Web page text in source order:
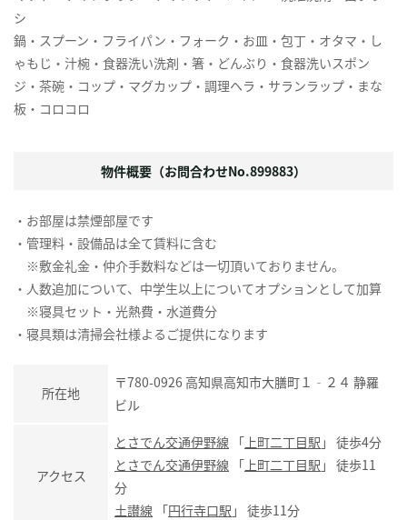
シ
鍋・スプーン・フライパン・フォーク・お皿・包丁・オタマ・し
ゃもじ・汁椀・食器洗い洗剤・箸・どんぶり・食器洗いスポン
ジ・茶碗・コップ・マグカップ・調理ヘラ・サランラップ・まな
板・コロコロ
物件概要（お問合わせNo.899883）
・お部屋は禁煙部屋です
・管理料・設備品は全て賃料に含む
※敷金礼金・仲介手数料などは一切頂いておりません。
・人数追加について、中学生以上についてオプションとして加算
※寝具セット・光熱費・水道費分
・寝具類は清掃会社様よるご提供になります
所在地
〒780-0926 高知県高知市大膳町１‐２４ 静羅
ビル
アクセス
とさでん交通伊野線 「 上町二丁目駅 」 徒歩4分
とさでん交通伊野線 「 上町二丁目駅 」 徒歩11
分
土讃線 「円行寺口駅 」 徒歩11分